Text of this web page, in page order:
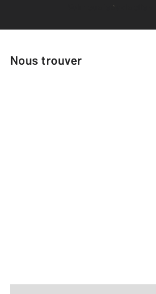
Voir tous les avis clients
Nous trouver